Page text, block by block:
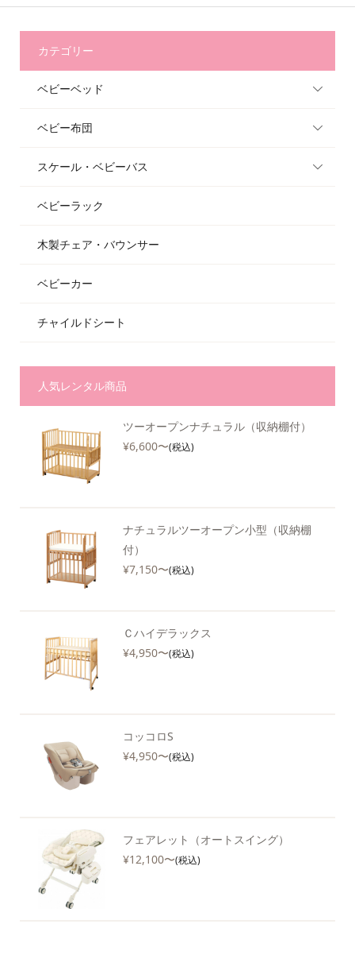
カテゴリー
ベビーベッド
ベビー布団
スケール・ベビーバス
ベビーラック
木製チェア・バウンサー
ベビーカー
チャイルドシート
人気レンタル商品
ツーオープンナチュラル（収納棚付）
¥6,600〜(税込)
ナチュラルツーオープン小型（収納棚
付）
¥7,150〜(税込)
Ｃハイデラックス
¥4,950〜(税込)
コッコロS
¥4,950〜(税込)
フェアレット（オートスイング）
¥12,100〜(税込)